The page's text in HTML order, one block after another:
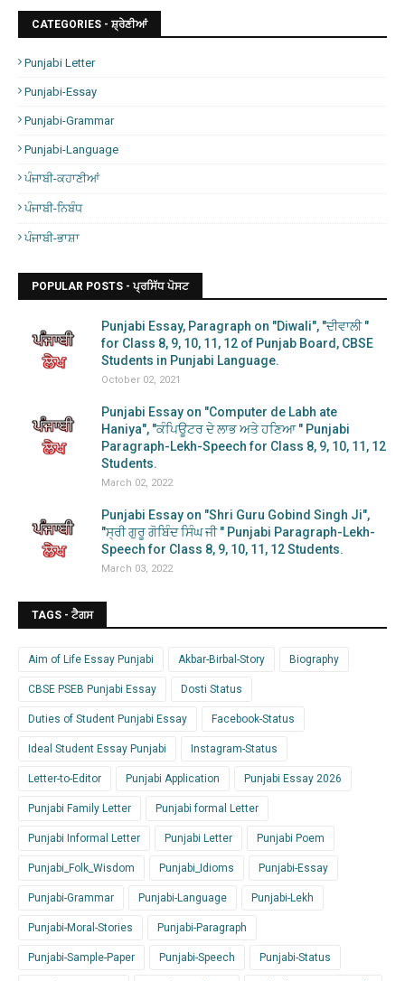
CATEGORIES - ਸ਼੍ਰੇਣੀਆਂ
Punjabi Letter
Punjabi-Essay
Punjabi-Grammar
Punjabi-Language
ਪੰਜਾਬੀ-ਕਹਾਣੀਆਂ
ਪੰਜਾਬੀ-ਨਿਬੰਧ
ਪੰਜਾਬੀ-ਭਾਸ਼ਾ
POPULAR POSTS - ਪ੍ਰਸਿੱਧ ਪੋਸਟ
Punjabi Essay, Paragraph on "Diwali", "ਦੀਵਾਲੀ "
for Class 8, 9, 10, 11, 12 of Punjab Board, CBSE
Students in Punjabi Language.
October 02, 2021
Punjabi Essay on "Computer de Labh ate
Haniya", "ਕੰਪਿਊਟਰ ਦੇ ਲਾਭ ਅਤੇ ਹਣਿਆ " Punjabi
Paragraph-Lekh-Speech for Class 8, 9, 10, 11, 12
Students.
March 02, 2022
Punjabi Essay on "Shri Guru Gobind Singh Ji",
"ਸ੍ਰੀ ਗੁਰੂ ਗੋਬਿੰਦ ਸਿੰਘ ਜੀ " Punjabi Paragraph-Lekh-
Speech for Class 8, 9, 10, 11, 12 Students.
March 03, 2022
TAGS - ਟੈਗਸ
Aim of Life Essay Punjabi Akbar-Birbal-Story Biography
CBSE PSEB Punjabi Essay Dosti Status
Duties of Student Punjabi Essay Facebook-Status
Ideal Student Essay Punjabi Instagram-Status
Letter-to-Editor Punjabi Application Punjabi Essay 2026
Punjabi Family Letter Punjabi formal Letter
Punjabi Informal Letter Punjabi Letter Punjabi Poem
Punjabi_Folk_Wisdom Punjabi_Idioms Punjabi-Essay
Punjabi-Grammar Punjabi-Language Punjabi-Lekh
Punjabi-Moral-Stories Punjabi-Paragraph
Punjabi-Sample-Paper Punjabi-Speech Punjabi-Status